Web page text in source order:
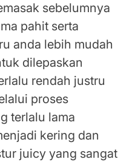
sebelumnya
pahit serta
anda lebih mudah
dilepaskan
rendah justru
proses
terlalu lama
kering dan
juicy yang sangat